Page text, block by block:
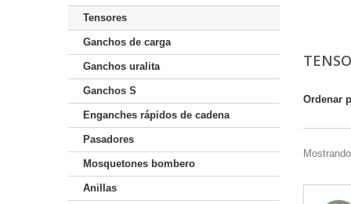
Tensores
Ganchos de carga
Ganchos uralita
Ganchos S
Enganches rápidos de cadena
Pasadores
Mosquetones bombero
Anillas
Ordenar